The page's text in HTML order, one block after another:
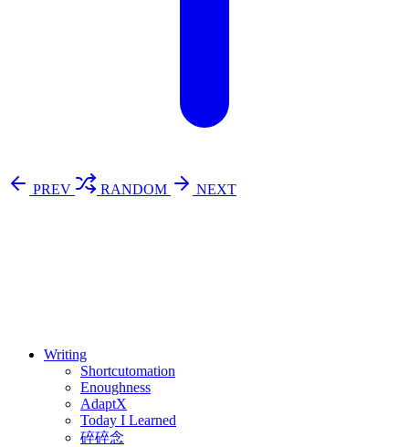
PREV RANDOM
NEXT
Writing
Shortcutomation
Enoughness
AdaptX
Today I Learned
碎碎念